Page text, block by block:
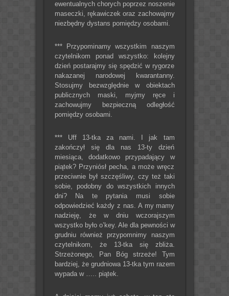
ewentualnych chorych poprzez noszenie
maseczki, rękawiczek oraz zachowajmy
niezbędny dystans pomiędzy osobami.
*** Przypominamy wszystkim naszym
czytelnikom ponad wszystko: kolejny
dzień postarajmy się spędzić w rygorze
nakazanej narodowej kwarantanny.
Stosujmy bezwzględnie w obiektach
publicznych maski, myjmy ręce i
zachowujmy bezpieczną odległość
pomiędzy osobami.
*** Uff 13-tka za nami. I jak tam
zakończył się dla nas 13-ty dzień
miesiąca, dodatkowo przypadający w
piątek? Przyniósł pecha, a może wręcz
przeciwnie był szczęśliwy, czy też taki
sobie, podobny do wszystkich innych
dni? Na te pytania musi sobie
odpowiedzieć każdy z nas. A my mamy
nadzieję, że w dniu wczorajszym
wszystko było o’key. Ale dla pewności w
grudniu również przypomnimy naszym
czytelnikom, że 13-tka się zbliża.
Strzeżonego, Pan Bóg strzeże! Tym
bardziej, że grudniowa 13-tka tym razem
wypada w ….. piątek.